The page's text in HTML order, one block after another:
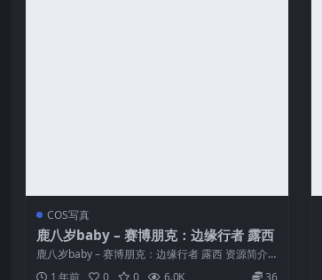
COS写真
鹿八岁baby – 赛博朋克：边缘行者 露西
鹿八岁baby – 赛博朋克：边缘行者 露西 资源简介
「资源名称」：鹿八岁ba...
1 年前 0 0 6.0K 36